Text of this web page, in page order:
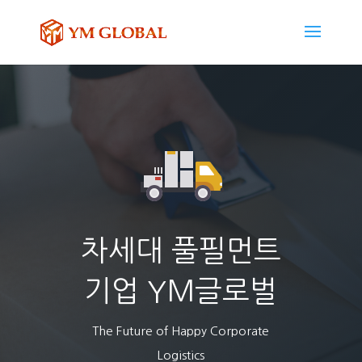
차세대 풀필먼트
기업 YM글로벌
The Future of Happy Corporate
Logistics